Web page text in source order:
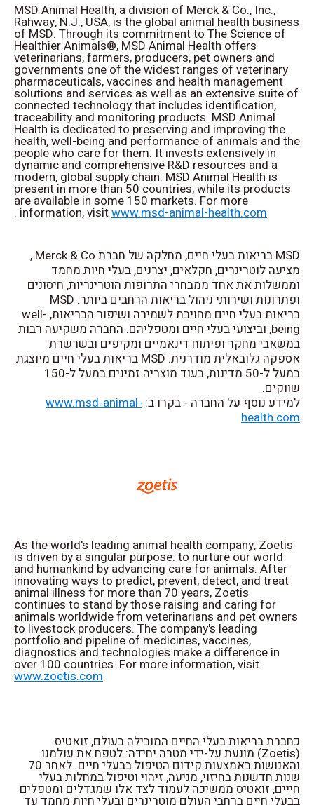
MSD Animal Health, a division of Merck & Co., Inc.,
Rahway, N.J., USA, is the global animal health business
of MSD. Through its commitment to The Science of
Healthier Animals®, MSD Animal Health offers
veterinarians, farmers, producers, pet owners and
governments one of the widest ranges of veterinary
pharmaceuticals, vaccines and health management
solutions and services as well as an extensive suite of
connected technology that includes identification,
traceability and monitoring products. MSD Animal
Health is dedicated to preserving and improving the
health, well-being and performance of animals and the
people who care for them. It invests extensively in
dynamic and comprehensive R&D resources and a
modern, global supply chain. MSD Animal Health is
present in more than 50 countries, while its products
are available in some 150 markets. For more
information, visitwww.msd-animal-health.com
.
MSD בריאות בעלי חיים, מחלקה של חברת Merck & Co.,
מציעה לוטרינרים, חקלאים, יצרנים, בעלי חיות מחמד
וממשלות את אחד ממבחרי התרופות הוטרינריות, חיסונים
ופתרונות ושירותי ניהול בריאות הרחבים ביותר. MSD
בריאות בעלי חיים מחויבת לשמירה ושיפור הבריאות, well-
being, וביצועי בעלי חיים ומטפליהם. החברה משקיעה רבות
במשאבי מחקר ופיתוח דינאמיים ומקיפים ובשרשרת
אספקה גלובאלית מודרנית. MSD בריאות בעלי חיים מיוצגת
במעל ל-50 מדינות, בעוד מוצריה זמינים במעל ל-150
שווקים.
למידע נוסף על החברה - בקרו ב: www.msd-animal-
health.com
As the world's leading animal health company, Zoetis
is driven by a singular purpose: to nurture our world
and humankind by advancing care for animals. After
innovating ways to predict, prevent, detect, and treat
animal illness for more than 70 years, Zoetis
continues to stand by those raising and caring for
animals worldwide from veterinarians and pet owners
to livestock producers. The company's leading
portfolio and pipeline of medicines, vaccines,
diagnostics and technologies make a difference in
over 100 countries. For more information, visit
www.zoetis.com
כחברת בריאות בעלי החיים המובילה בעולם, זואטיס
(Zoetis) מונעת על-ידי מטרה יחידה: לטפח את עולמנו
והאנושות באמצעות קידום הטיפול בבעלי חיים. לאחר 70
שנות חדשנות בחיזוי, מניעה, זיהוי וטיפול במחלות בעלי
חייים, זואטיס ממשיכה לעמוד לצד אלו שמגדלים ומטפלים
בבעלי חיים ברחבי העולם מוטרינרים ובעלי חיות מחמד עד